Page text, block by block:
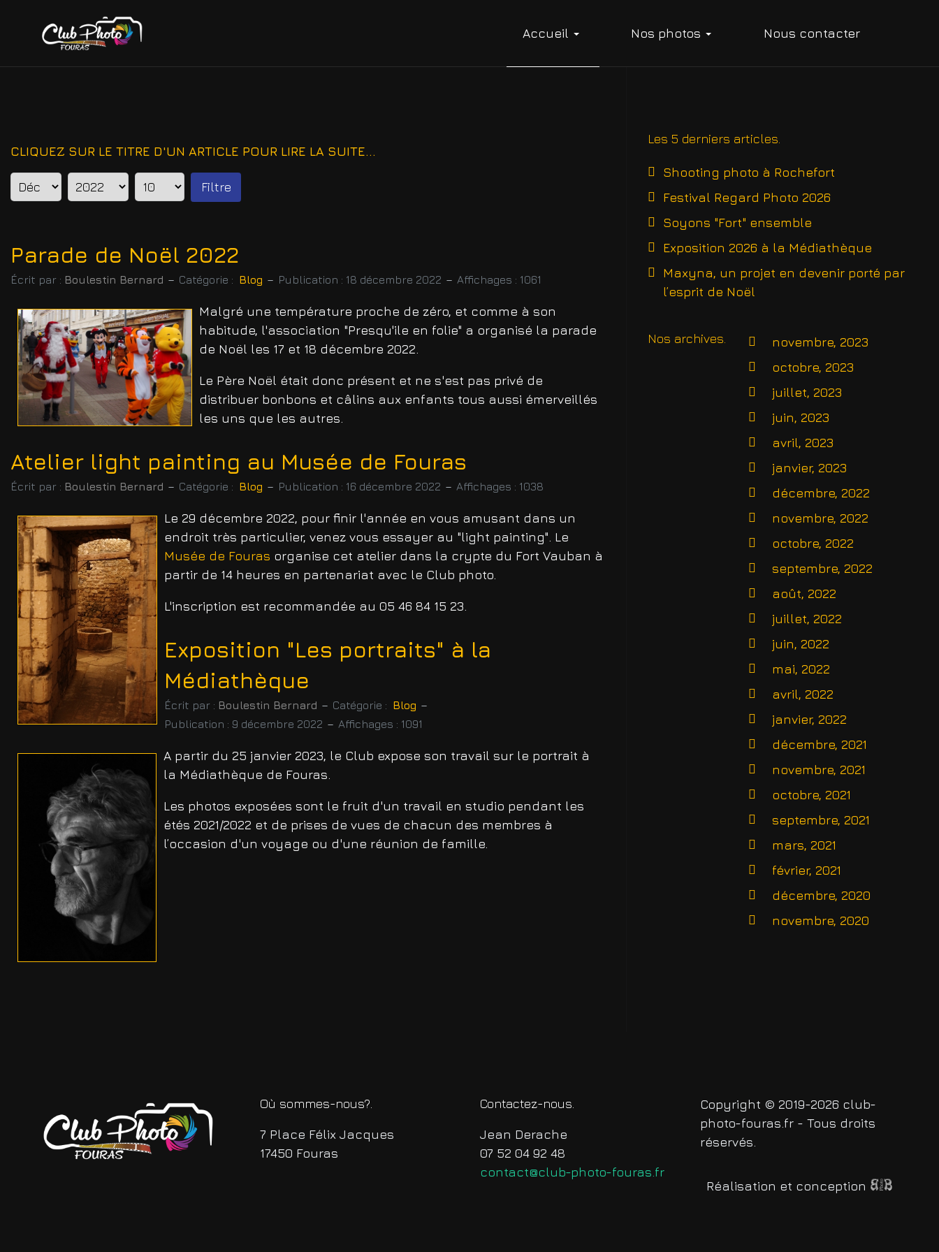
Accueil Nos photos Nous contacter
CLIQUEZ SUR LE TITRE D'UN ARTICLE POUR LIRE LA SUITE...
Filtre
Parade de Noël 2022
Écrit par : Boulestin Bernard Catégorie : Blog Publication : 18 décembre 2022 Affichages : 1061
Malgré une température proche de zéro, et comme à son
habitude, l'association "Presqu'ile en folie" a organisé la parade
de Noël les 17 et 18 décembre 2022.
Le Père Noël était donc présent et ne s'est pas privé de
distribuer bonbons et câlins aux enfants tous aussi émerveillés
les uns que les autres.
Atelier light painting au Musée de Fouras
Écrit par : Boulestin Bernard Catégorie : Blog Publication : 16 décembre 2022 Affichages : 1038
Le 29 décembre 2022, pour finir l'année en vous amusant dans un
endroit très particulier, venez vous essayer au "light painting". Le
Musée de Fouras organise cet atelier dans la crypte du Fort Vauban à
partir de 14 heures en partenariat avec le Club photo.
L'inscription est recommandée au 05 46 84 15 23
Exposition "Les portraits" à la
Médiathèque
Écrit par : Boulestin Bernard Catégorie : Blog
Publication : 9 décembre 2022
Affichages : 1091
A partir du 25 janvier 2023, le Club expose son travail sur le portrait à
la Médiathèque de Fouras.
Les photos exposées sont le fruit d'un travail en studio pendant les
étés 2021/2022 et de prises de vues de chacun des membres à
l’occasion d'un voyage ou d'une réunion de famille.
Les 5 derniers articles
Shooting photo à Rochefort
Festival Regard Photo 2026
Soyons "Fort" ensemble
Exposition 2026 à la Médiathèque
Maxyna, un projet en devenir porté par
l’esprit de Noël
Nos archives
novembre, 2023
octobre, 2023
juillet, 2023
juin, 2023
avril, 2023
janvier, 2023
décembre, 2022
novembre, 2022
octobre, 2022
septembre, 2022
août, 2022
juillet, 2022
juin, 2022
mai, 2022
avril, 2022
janvier, 2022
décembre, 2021
novembre, 2021
octobre, 2021
septembre, 2021
mars, 2021
février, 2021
décembre, 2020
novembre, 2020
Où sommes-nous?
7 Place Félix Jacques
17450 Fouras
Contactez-nous
Jean Derache
07 52 04 92 48
contact@club-photo-fouras.fr
Copyright © 2019-2026 club-
photo-fouras.fr - Tous droits
réservés.
Réalisation et conception